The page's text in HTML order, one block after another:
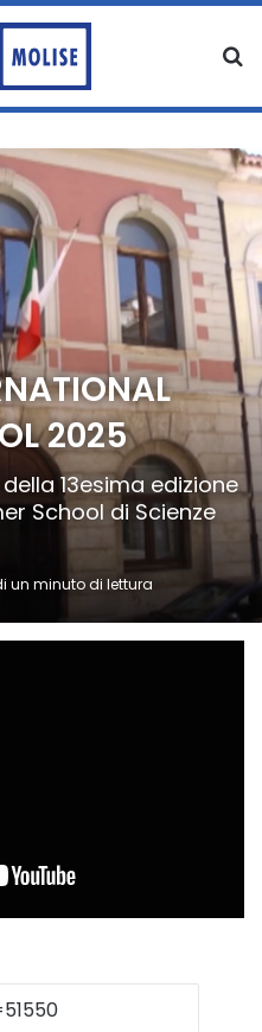
2025
13esima edizione
School di Scienze
un minuto di lettura